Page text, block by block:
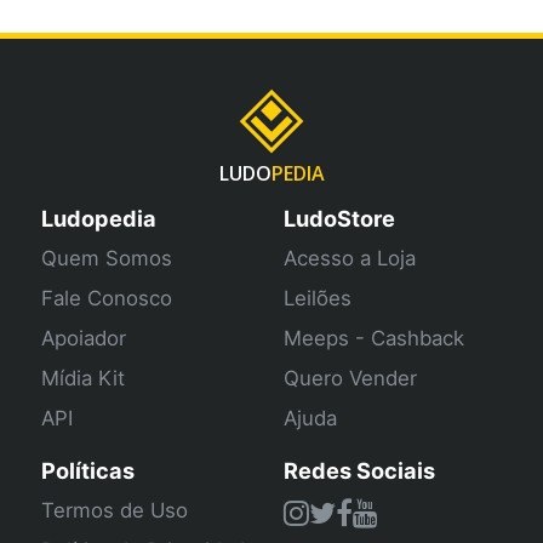
LUDOPEDIA
Ludopedia
Quem Somos
Fale Conosco
Apoiador
Mídia Kit
API
LudoStore
Acesso a Loja
Leilões
Meeps - Cashback
Quero Vender
Ajuda
Políticas
Termos de Uso
Redes Sociais